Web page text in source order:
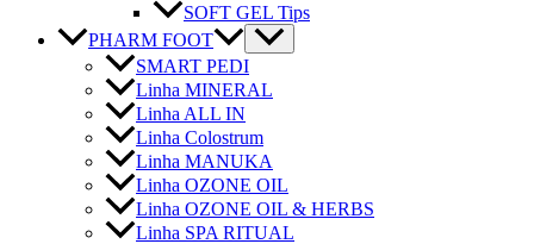
SOFT GEL Tips
PHARM FOOT
SMART PEDI
Linha MINERAL
Linha ALL IN
Linha Colostrum
Linha MANUKA
Linha OZONE OIL
Linha OZONE OIL & HERBS
Linha SPA RITUAL